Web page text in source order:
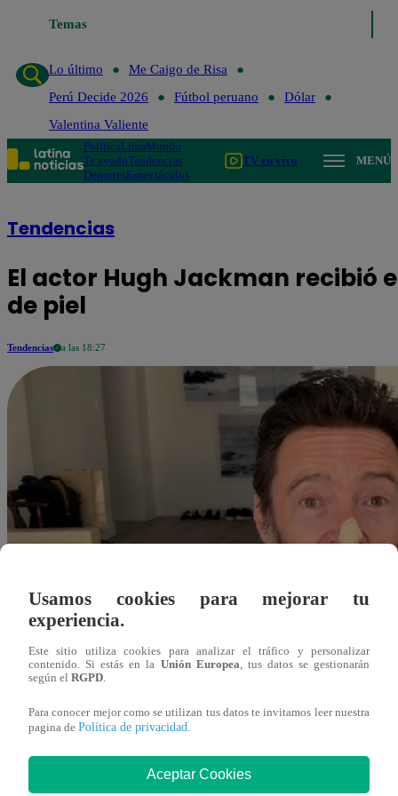
Temas
Lo último
Lo último
Me Caigo de Risa
Perú Decide 2026
Fútbol peruano
Dólar
Valentina Valiente
PolíticaLimaMundo
Te ayudoTendencias
DeportesEspectáculos
TV en vivo MENÚ
Tendencias
El actor Hugh Jackman recibió
de piel
Tendencias a las 18:27
scastro@latina.pe
Usamos cookies para mejorar tu
experiencia.
Este sitio utiliza cookies para analizar el tráfico y personalizar
contenido. Si estás en la Unión Europea , tus datos se gestionarán
según el RGPD
Para conocer mejor como se utilizan tus datos te invitamos leer nuestra
pagina de Política de privacidad
Aceptar Cookies